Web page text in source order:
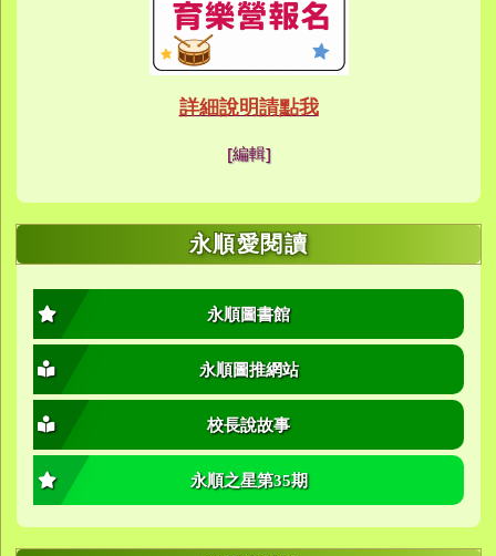
link to https://
link to https://
link to https://
link to https://
link to https://
link to https://
link to https://
link to https://
link to https://
link to https://
link to https://
link to https://
link to https://
link to https://
link to https://
link to https://
link to https://
link to https://
link to https://
link to https://
link to https://
link to https://
link to https://
link to https://
link to https://
link to https://
link to https://
link to https://
link to https://
link to https://
link to https://
link to https://
link to https://
link to https://
link to https://
link to https://
link to https://
link to https://
link to https://
link to https://
link to https://
link to https://
link to https://
link to https://
link to https://
link to https://
link to https://
link to https://
link to https://
link to https://
link to https://
link to https://
link to https://
link to https://
link to https://
link to https://
link to https://
link to https://
link to https://
ink to https://forms.gle/
詳細說明請點我
link to https://
[編輯]
永順愛閱讀
永順圖書館
永順圖推網站
校長說故事
永順之星第35期